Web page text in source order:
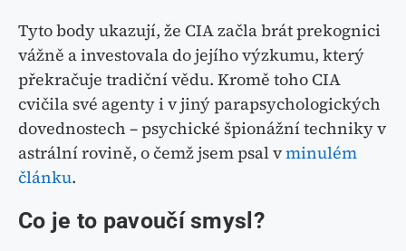
Tyto body ukazují, že CIA začla brát prekognici
vážně a investovala do jejího výzkumu, který
překračuje tradiční vědu. Kromě toho CIA
cvičila své agenty i v jiný parapsychologických
dovednostech – psychické špionážní techniky v
astrální rovině, o čemž jsem psal vminulém
článku.
Co je to pavoučí smysl?